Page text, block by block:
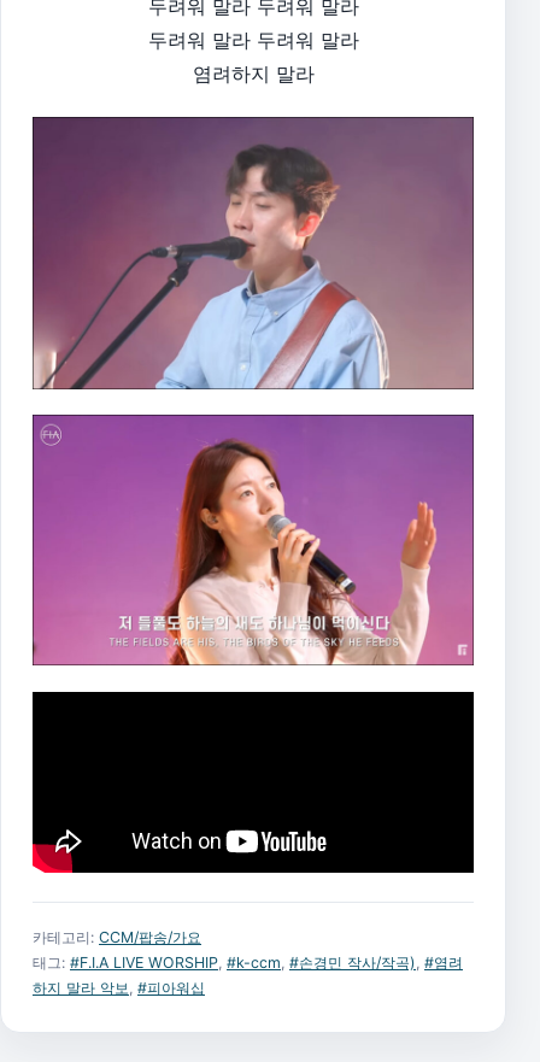
두려워 말라 두려워 말라
두려워 말라 두려워 말라
염려하지 말라
카테고리: CCM/팝송/가요
태그: #F.I.A LIVE WORSHIP #k-ccm #손경민 작사/작곡) #염려
하지 말라 악보 #피아워십